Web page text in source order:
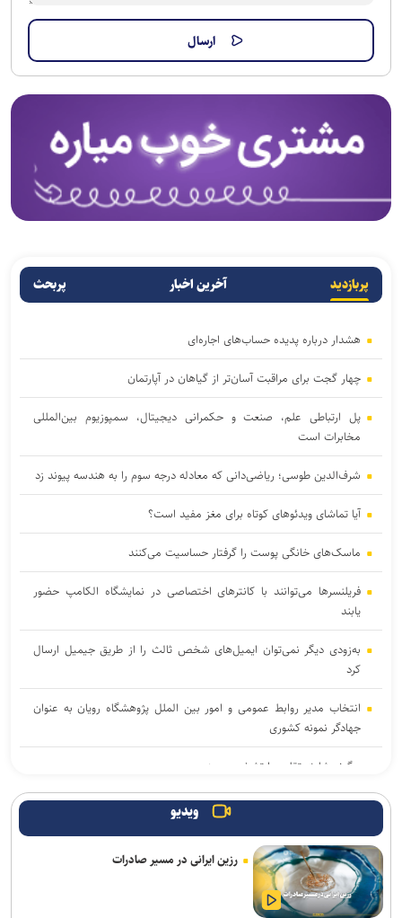
پربازدید آخرین اخبار پربحث
هشدار درباره پدیده حساب‌های اجاره‌ای
چهار گجت برای مراقبت آسان‌تر از گیاهان در آپارتمان
پل ارتباطی علم، صنعت و حکمرانی دیجیتال، سمپوزیوم بین‌المللی
مخابرات است
شرف‌الدین طوسی؛ ریاضی‌دانی که معادله درجه سوم را به هندسه پیوند زد
آیا تماشای ویدئوهای کوتاه برای مغز مفید است؟
ماسک‌های خانگی پوست را گرفتار حساسیت می‌کنند
فریلنسرها می‌توانند با کانترهای اختصاصی در نمایشگاه الکامپ حضور
یابند
به‌زودی دیگر نمی‌توان ایمیل‌های شخص ثالث را از طریق جیمیل ارسال
کرد
انتخاب مدیر روابط عمومی و امور بین الملل پژوهشگاه رویان به عنوان
جهادگر نمونه کشوری
چگونه شارژر تقلبی را تشخیص دهیم
برگزیدگان مرحله دوم هفدهمین المپیاد دانش‌آموزی نانو اعلام شد
آزمون و محاکمه فلزات در آزمایشگاه با یک دستگاه دانش‌بنیان ایرانی
خبرنگاران، میان ذات و کارکرد فناوری در جامعه پیوند برقرار می‌کنند
ویدیو
رزین ایرانی در مسیر صادرات